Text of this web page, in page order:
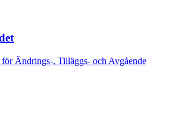
Ändrings-, Tilläggs- och Avgående